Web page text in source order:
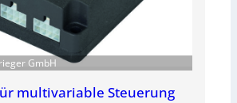
GmbH
multivariable Steuerung